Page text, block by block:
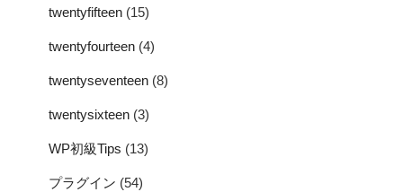
twentyfifteen (15)
twentyfourteen (4)
twentyseventeen (8)
twentysixteen (3)
WP初級Tips (13)
プラグイン (54)